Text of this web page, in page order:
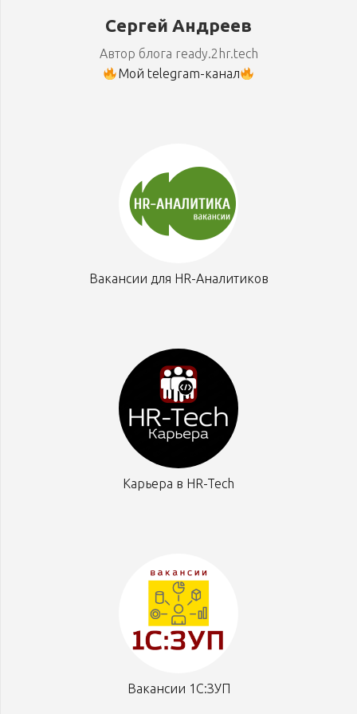
Сергей Андреев
Автор блога ready.2hr.tech
Мой telegram-канал
Вакансии для HR-Аналитиков
Карьера в HR-Tech
Вакансии 1С:ЗУП